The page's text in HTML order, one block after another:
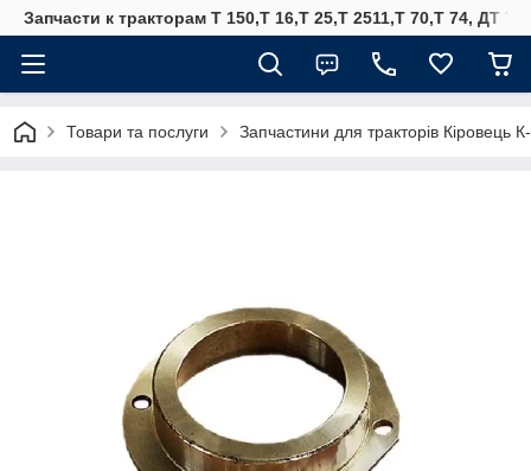
Запчасти к тракторам Т 150,Т 16,Т 25,Т 2511,Т 70,Т 74, ДТ
Товари та послуги Запчастини для тракторів Кіровець